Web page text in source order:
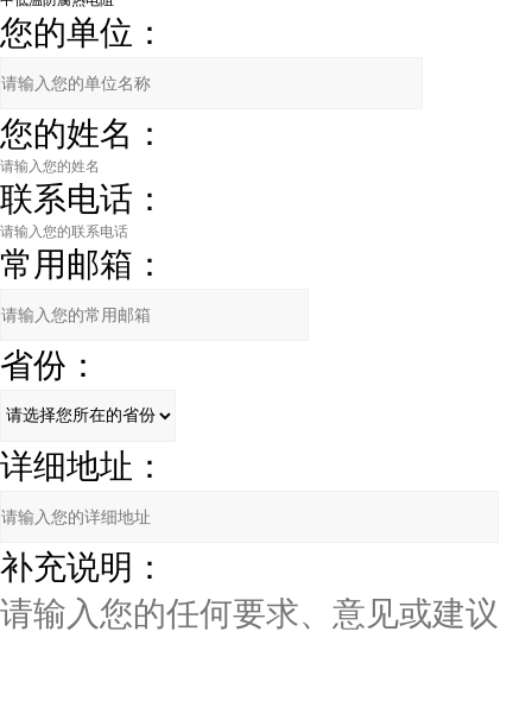
您的单位：
您的姓名：
联系电话：
常用邮箱：
省份：
详细地址：
补充说明：